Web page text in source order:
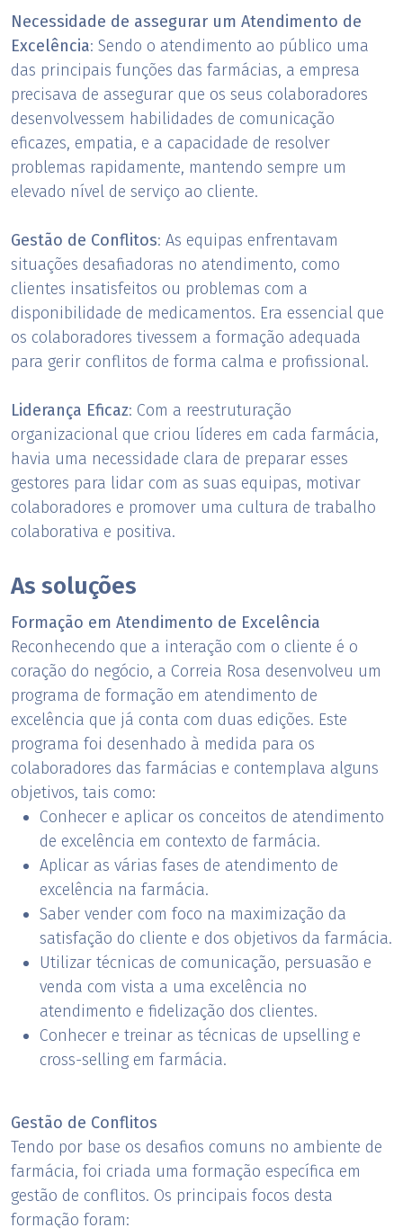
Necessidade de assegurar um Atendimento de
Excelência: Sendo o atendimento ao público uma
das principais funções das farmácias, a empresa
precisava de assegurar que os seus colaboradores
desenvolvessem habilidades de comunicação
eficazes, empatia, e a capacidade de resolver
problemas rapidamente, mantendo sempre um
elevado nível de serviço ao cliente.
Gestão de Conflitos: As equipas enfrentavam
situações desafiadoras no atendimento, como
clientes insatisfeitos ou problemas com a
disponibilidade de medicamentos. Era essencial que
os colaboradores tivessem a formação adequada
para gerir conflitos de forma calma e profissional.
Liderança Eficaz: Com a reestruturação
organizacional que criou líderes em cada farmácia,
havia uma necessidade clara de preparar esses
gestores para lidar com as suas equipas, motivar
colaboradores e promover uma cultura de trabalho
colaborativa e positiva.
As soluções
Formação em Atendimento de Excelência
Reconhecendo que a interação com o cliente é o
coração do negócio, a Correia Rosa desenvolveu um
programa de formação em atendimento de
excelência que já conta com duas edições. Este
programa foi desenhado à medida para os
colaboradores das farmácias e contemplava alguns
objetivos, tais como:
Conhecer e aplicar os conceitos de atendimento
de excelência em contexto de farmácia.
Aplicar as várias fases de atendimento de
excelência na farmácia.
Saber vender com foco na maximização da
satisfação do cliente e dos objetivos da farmácia.
Utilizar técnicas de comunicação, persuasão e
venda com vista a uma excelência no
atendimento e fidelização dos clientes.
​Conhecer e treinar as técnicas de upselling e
cross-selling em farmácia.
Gestão de Conflitos
Tendo por base os desafios comuns no ambiente de
farmácia, foi criada uma formação específica em
gestão de conflitos. Os principais focos desta
formação foram: